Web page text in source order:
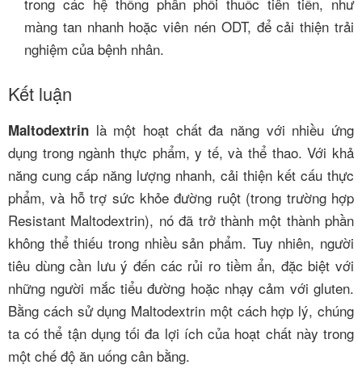
màng tan nhanh hoặc viên nén ODT, để cải thiện trải
nghiệm của bệnh nhân.
Kết luận
Maltodextrin là một hoạt chất đa năng với nhiều ứng
dụng trong ngành thực phẩm, y tế, và thể thao. Với khả
năng cung cấp năng lượng nhanh, cải thiện kết cấu thực
phẩm, và hỗ trợ sức khỏe đường ruột (trong trường hợp
Resistant Maltodextrin), nó đã trở thành một thành phần
không thể thiếu trong nhiều sản phẩm. Tuy nhiên, người
tiêu dùng cần lưu ý đến các rủi ro tiềm ẩn, đặc biệt với
những người mắc tiểu đường hoặc nhạy cảm với gluten.
Bằng cách sử dụng Maltodextrin một cách hợp lý, chúng
ta có thể tận dụng tối đa lợi ích của hoạt chất này trong
một chế độ ăn uống cân bằng.